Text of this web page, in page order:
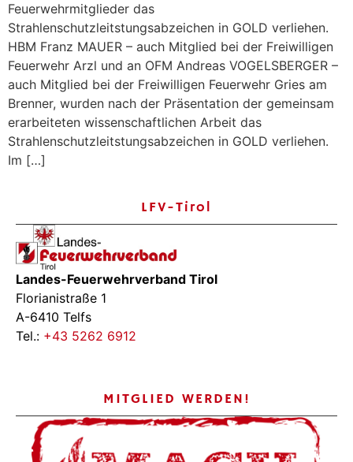
Feuerwehrmitglieder das
Strahlenschutzleitstungsabzeichen in GOLD verliehen.
HBM Franz MAUER – auch Mitglied bei der Freiwilligen
Feuerwehr Arzl und an OFM Andreas VOGELSBERGER –
auch Mitglied bei der Freiwilligen Feuerwehr Gries am
Brenner, wurden nach der Präsentation der gemeinsam
erarbeiteten wissenschaftlichen Arbeit das
Strahlenschutzleitstungsabzeichen in GOLD verliehen.
Im […]
LFV-Tirol
Landes-Feuerwehrverband Tirol
Florianistraße 1
A-6410 Telfs
Tel.: +43 5262 6912
MITGLIED WERDEN!